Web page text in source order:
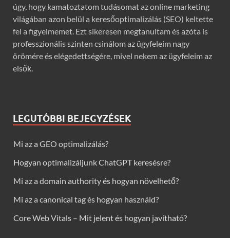
úgy, hogy kamatoztatom tudásomat az online marketing
világában azon belül a keresőoptimalizálás (SEO) keltette
fel a figyelmemet. Ezt sikeresen megtanultam és azóta is
professzionális szinten csinálom az ügyfeleim nagy
örömére és elégedettségére, mivel nekem az ügyfeleim az
elsők.
LEGUTÓBBI BEJEGYZÉSEK
Mi az a GEO optimalizálás?
Hogyan optimalizáljunk ChatGPT keresésre?
Mi az a domain authority és hogyan növelhető?
Mi az a canonical tag és hogyan használd?
Core Web Vitals – Mit jelent és hogyan javítható?